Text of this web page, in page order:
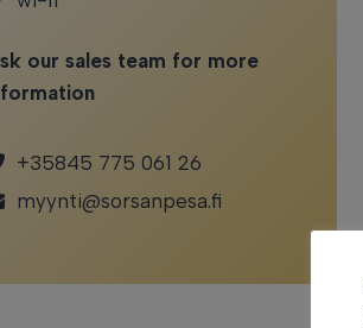
our sales team for more
+35845 775 061 26
myynti@sorsanpesa.fi